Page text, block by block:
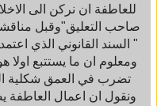
للعاطفة ان نركن الى
صاحب التعليق"وقبل
السند القانوني الذي اعتمده القاضي مصدر الحكم للركون اليه "
ومعلوم ان ما يستتبع اولا
تضرب في العمق شكلية
ونقول ان اعمال العاطفة